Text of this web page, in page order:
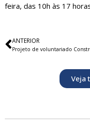
feira, das 10h às 17
ANTERIOR
Veja